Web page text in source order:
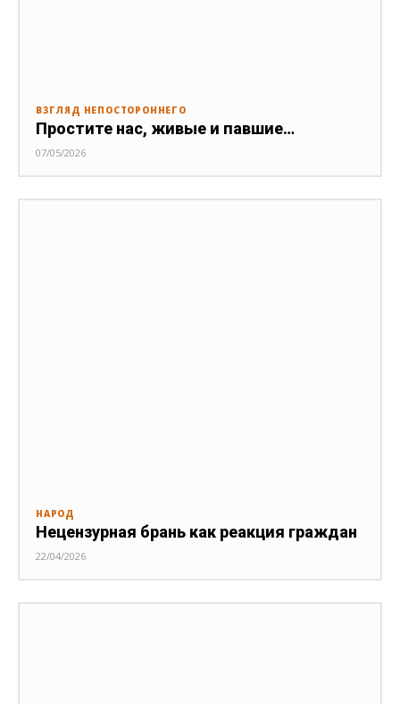
ВЗГЛЯД НЕПОСТОРОННЕГО
Простите нас, живые и павшие…
07/05/2026
НАРОД
Нецензурная брань как реакция граждан
22/04/2026